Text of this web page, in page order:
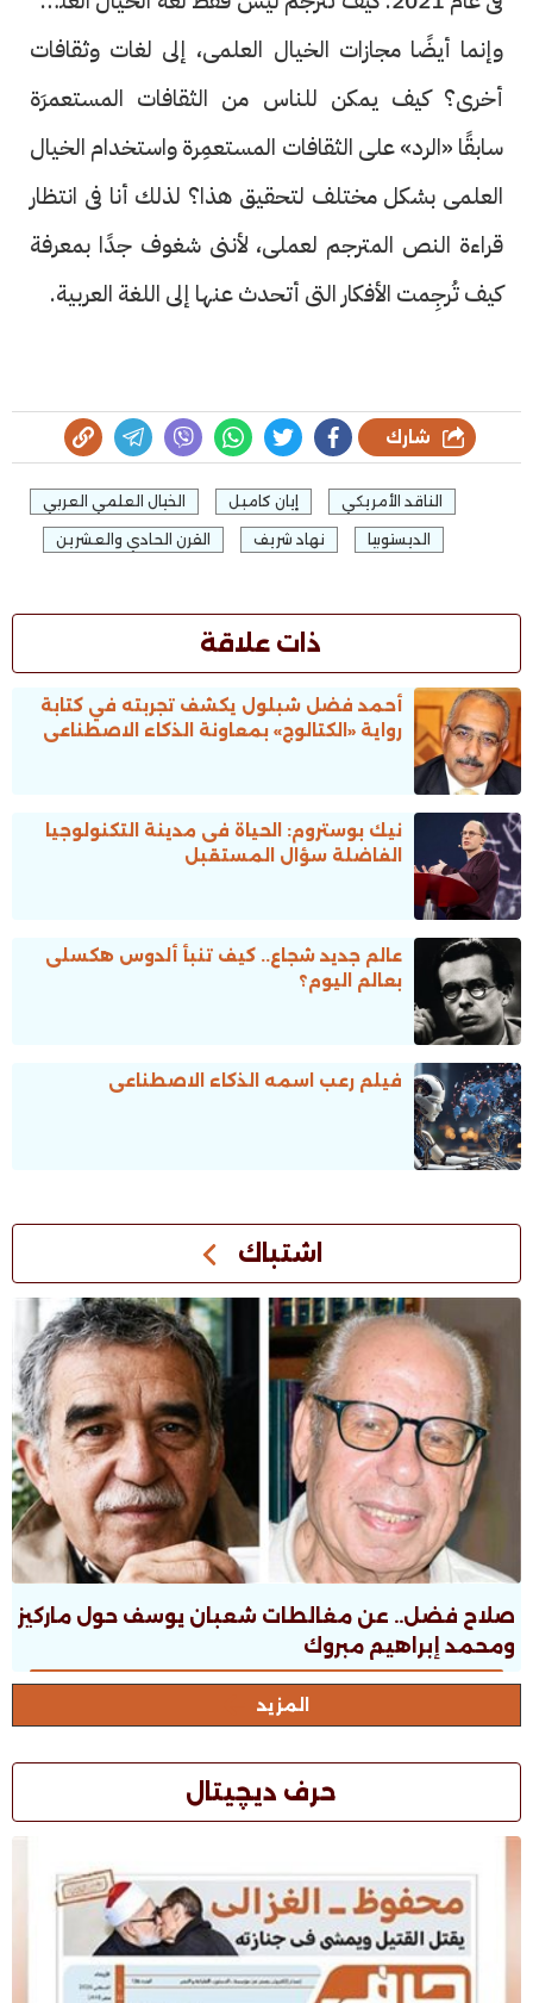
وإنما أيضًا مجازات الخيال العلمى، إلى لغات وثقافات
أخرى؟ كيف يمكن للناس من الثقافات المستعمرَة
سابقًا «الرد» على الثقافات المستعمِرة واستخدام الخيال
العلمى بشكل مختلف لتحقيق هذا؟ لذلك أنا فى انتظار
قراءة النص المترجم لعملى، لأننى شغوف جدًا بمعرفة
كيف تُرجِمت الأفكار التى أتحدث عنها إلى اللغة العربية.
شارك
الناقد الأمريكي إيان كامبل الخيال العلمي العربي
الديستوبيا نهاد شريف القرن الحادي والعشرين
ذات علاقة
أحمد فضل شبلول يكشف تجربته في كتابة
رواية «الكتالوج» بمعاونة الذكاء الاصطناعى
نيك بوستروم: الحياة فى مدينة التكنولوجيا
الفاضلة سؤال المستقبل
عالم جديد شجاع.. كيف تنبأ ألدوس هكسلى
بعالم اليوم؟
فيلم رعب اسمه الذكاء الاصطناعى
اشتباك
صلاح فضل.. عن مغالطات شعبان يوسف حول ماركيز
ومحمد إبراهيم مبروك
المزيد
حرف ديچيتال